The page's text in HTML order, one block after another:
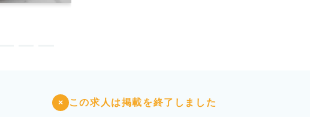
× この求人は掲載を終了しました